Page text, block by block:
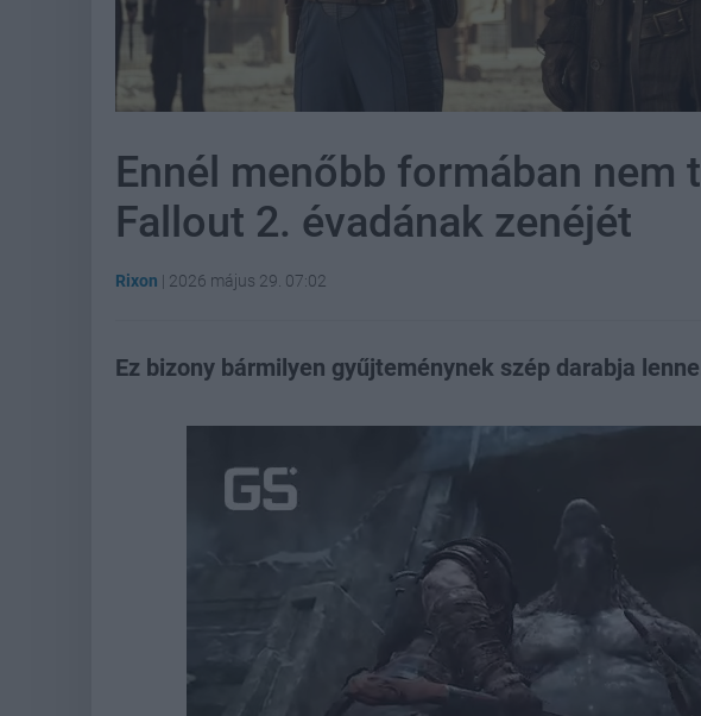
Ennél menőbb formában nem
Fallout 2. évadának zenéjét
Rixon | 2026 május 29. 07:02
Ez bizony bármilyen gyűjteménynek szép darabja